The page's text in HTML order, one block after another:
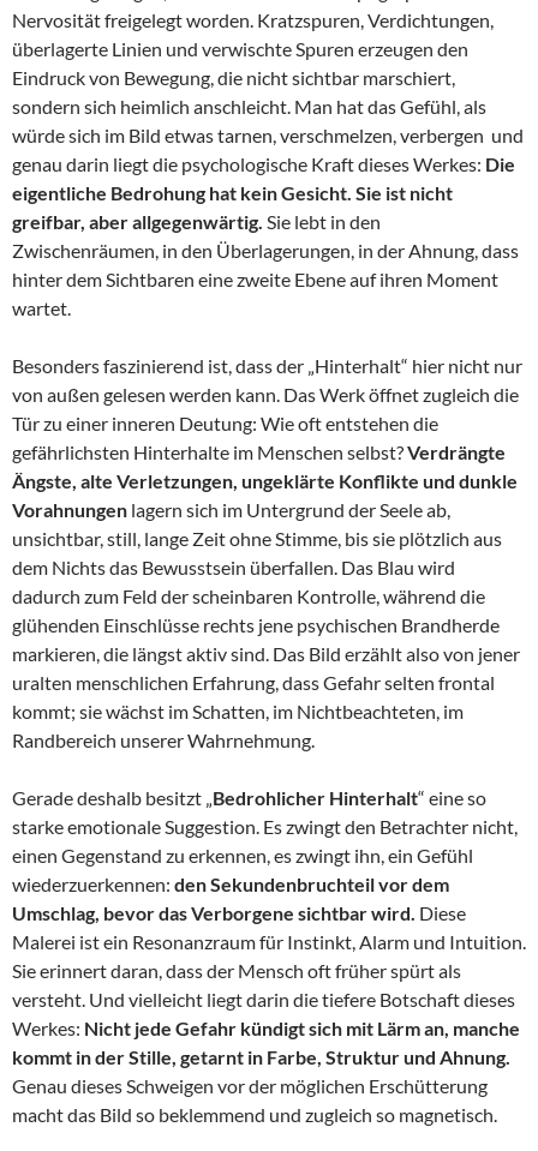
Nervosität freigelegt worden. Kratzspuren, Verdichtungen,
überlagerte Linien und verwischte Spuren erzeugen den
Eindruck von Bewegung, die nicht sichtbar marschiert,
sondern sich heimlich anschleicht. Man hat das Gefühl, als
würde sich im Bild etwas tarnen, verschmelzen, verbergen und
genau darin liegt die psychologische Kraft dieses Werkes: Die
eigentliche Bedrohung hat kein Gesicht. Sie ist nicht
greifbar, aber allgegenwärtig. Sie lebt in den
Zwischenräumen, in den Überlagerungen, in der Ahnung, dass
hinter dem Sichtbaren eine zweite Ebene auf ihren Moment
wartet.
Besonders faszinierend ist, dass der „Hinterhalt“ hier nicht nur
von außen gelesen werden kann. Das Werk öffnet zugleich die
Tür zu einer inneren Deutung: Wie oft entstehen die
gefährlichsten Hinterhalte im Menschen selbst?Verdrängte
Ängste, alte Verletzungen, ungeklärte Konflikte und dunkle
Vorahnungen lagern sich im Untergrund der Seele ab,
unsichtbar, still, lange Zeit ohne Stimme, bis sie plötzlich aus
dem Nichts das Bewusstsein überfallen. Das Blau wird
dadurch zum Feld der scheinbaren Kontrolle, während die
glühenden Einschlüsse rechts jene psychischen Brandherde
markieren, die längst aktiv sind. Das Bild erzählt also von jener
uralten menschlichen Erfahrung, dass Gefahr selten frontal
kommt; sie wächst im Schatten, im Nichtbeachteten, im
Randbereich unserer Wahrnehmung.
Gerade deshalb besitzt „ Bedrohlicher Hinterhalt“ eine so
starke emotionale Suggestion. Es zwingt den Betrachter nicht,
einen Gegenstand zu erkennen, es zwingt ihn, ein Gefühl
wiederzuerkennen: den Sekundenbruchteil vor dem
Umschlag, bevor das Verborgene sichtbar wird. Diese
Malerei ist ein Resonanzraum für Instinkt, Alarm und Intuition.
Sie erinnert daran, dass der Mensch oft früher spürt als
versteht. Und vielleicht liegt darin die tiefere Botschaft dieses
Werkes: Nicht jede Gefahr kündigt sich mit Lärm an, manche
kommt in der Stille, getarnt in Farbe, Struktur und Ahnung.
Genau dieses Schweigen vor der möglichen Erschütterung
macht das Bild so beklemmend und zugleich so magnetisch.